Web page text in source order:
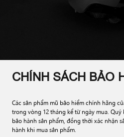
CHÍNH SÁCH BẢO
Các sản phẩm mũ bảo hiểm chính hãng
trong vòng 12 tháng kể từ ngày mua.
bảo hành sản phẩm, đồng thời xác nhận
hành khi mua sản phẩm.